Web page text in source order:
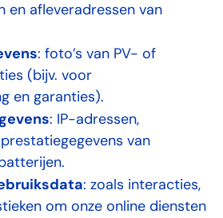
en afleveradressen van
: foto’s van PV- of
(bijv. voor
en garanties).
: IP-adressen,
van
: zoals interacties,
om onze online diensten